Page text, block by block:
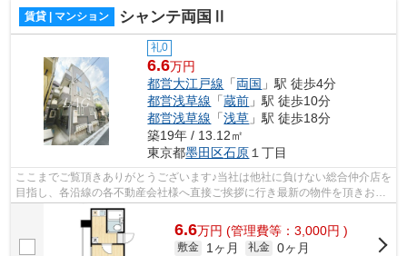
賃貸 | マンション シャンテ両国Ⅱ
礼0
6.6万円
都営大江戸線 「両国 」駅 徒歩4分
都営浅草線 「蔵前 」駅 徒歩10分
都営浅草線 「浅草 」駅 徒歩18分
築19年 / 13.12㎡
東京都墨田区石原１丁目
ここまでご覧頂きありがとうございます♪当社は他社に負けない総合仲介店を
目指し、各沿線の各不動産会社様へ直接ご挨拶に行き最新の物件を頂きお客
様へ提供しております！最新の情報は...
6.6万円 (管理費等：3,000円 )
敷金 1ヶ月 礼金 0ヶ月